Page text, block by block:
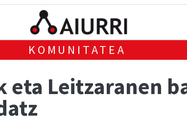
KOMUNITATEA
Leitzaranen